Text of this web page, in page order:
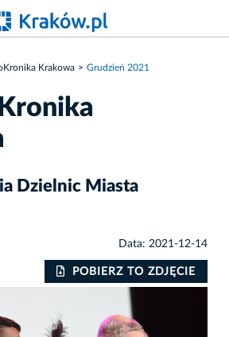
Krakowa Grudzień 2021
Dzielnic Miasta
Data: 2021-12-14
POBIERZ TO ZDJĘCIE